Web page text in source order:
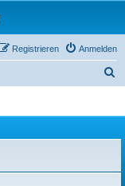
Anmelden
Registrieren